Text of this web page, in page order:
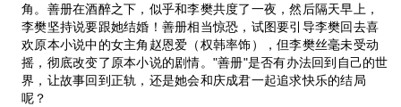
角。善册在酒醉之下，似乎和李樊共度了一夜，然后隔天早上，
李樊坚持说要跟她结婚！善册相当惊恐，试图要引导李樊回去喜
欢原本小说中的女主角赵恩爱（权韩率饰），但李樊丝毫未受动
摇，彻底改变了原本小说的剧情。"善册"是否有办法回到自己的世
界，让故事回到正轨，还是她会和庆成君一起追求快乐的结局
呢？